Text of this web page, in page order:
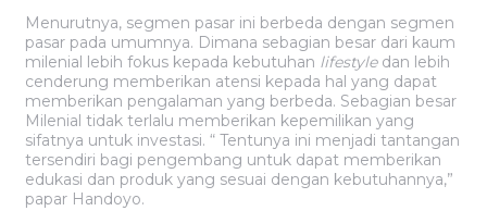
Menurutnya, segmen pasar ini berbeda dengan segmen
pasar pada umumnya. Dimana sebagian besar dari kaum
milenial lebih fokus kepada kebutuhan lifestyledan lebih
cenderung memberikan atensi kepada hal yang dapat
memberikan pengalaman yang berbeda. Sebagian besar
Milenial tidak terlalu memberikan kepemilikan yang
sifatnya untuk investasi. “ Tentunya ini menjadi tantangan
tersendiri bagi pengembang untuk dapat memberikan
edukasi dan produk yang sesuai dengan kebutuhannya,”
papar Handoyo.